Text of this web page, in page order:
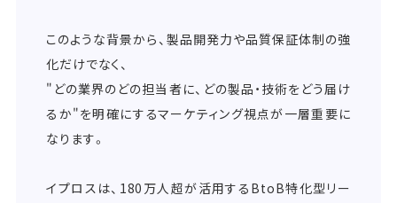
このような背景から、製品開発力や品質保証体制の強
化だけでなく、
"どの業界のどの担当者に、どの製品・技術をどう届け
るか"を明確にするマーケティング視点が一層重要に
なります。
イプロスは、180万人超が活用するBtoB特化型リー